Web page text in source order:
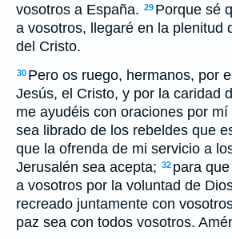
vosotros a España. 29 Porque sé
a vosotros, llegaré en la plenitud
del Cristo.
30 Pero os ruego, hermanos, por
Jesús, el Cristo, y por la caridad
me ayudéis con oraciones por mí
sea librado de los rebeldes que
que la ofrenda de mi servicio a
Jerusalén sea acepta; 32 para
a vosotros por la voluntad de
recreado juntamente con
paz sea con todos vosotros.